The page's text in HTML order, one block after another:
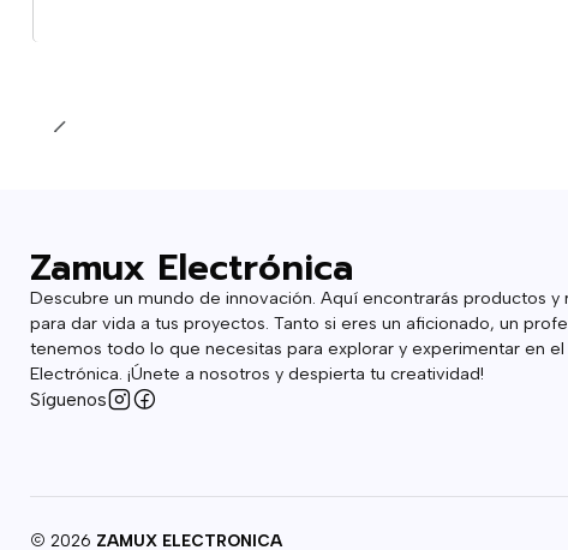
Zamux Electrónica
Descubre un mundo de innovación. Aquí encontrarás productos y
para dar vida a tus proyectos. Tanto si eres un aficionado, un
tenemos todo lo que necesitas para explorar y experimentar en
Electrónica. ¡Únete a nosotros y despierta tu creatividad!
Síguenos
2026 ZAMUX ELECTRONICA